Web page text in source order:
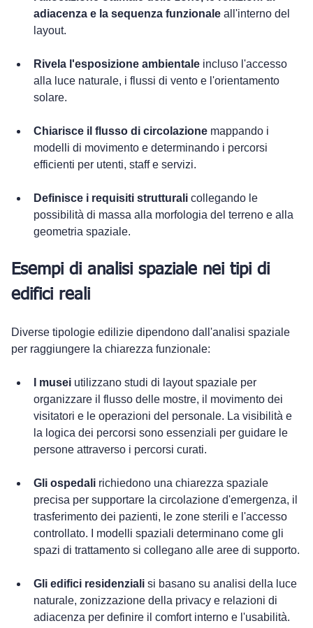
adiacenza e la sequenza funzionale all'interno del
layout.
Rivela l'esposizione ambientale incluso l'accesso
alla luce naturale, i flussi di vento e l'orientamento
solare.
Chiarisce il flusso di circolazione mappando i
modelli di movimento e determinando i percorsi
efficienti per utenti, staff e servizi.
Definisce i requisiti strutturali collegando le
possibilità di massa alla morfologia del terreno e alla
geometria spaziale.
Esempi di analisi spaziale nei tipi di
edifici reali
Diverse tipologie edilizie dipendono dall'analisi spaziale
per raggiungere la chiarezza funzionale:
I musei utilizzano studi di layout spaziale per
organizzare il flusso delle mostre, il movimento dei
visitatori e le operazioni del personale. La visibilità e
la logica dei percorsi sono essenziali per guidare le
persone attraverso i percorsi curati.
Gli ospedali richiedono una chiarezza spaziale
precisa per supportare la circolazione d'emergenza, il
trasferimento dei pazienti, le zone sterili e l'accesso
controllato. I modelli spaziali determinano come gli
spazi di trattamento si collegano alle aree di supporto.
Gli edifici residenziali si basano su analisi della luce
naturale, zonizzazione della privacy e relazioni di
adiacenza per definire il comfort interno e l'usabilità.